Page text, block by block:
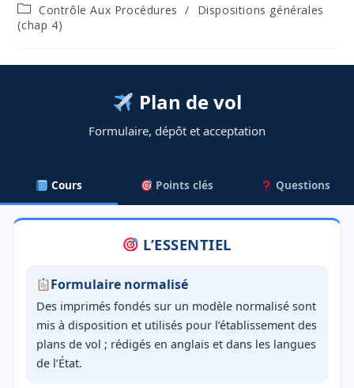
Post
category:
Contrôle Aux Procédures /
Dispositions générales
(chap 4)
Plan de vol
Formulaire, dépôt et acceptation
Cours Points clés Questions
L’ESSENTIEL
Formulaire normalisé
Des imprimés fondés sur un modèle normalisé sont
mis à disposition et utilisés pour l’établissement des
plans de vol ; rédigés en anglais et dans les langues
de l’État.